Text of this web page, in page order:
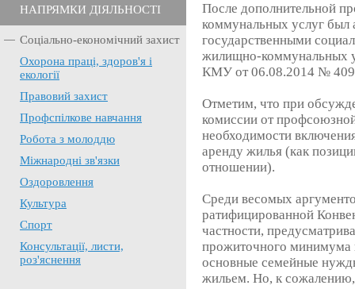
НАПРЯМКИ ДІЯЛЬНОСТІ
Соціально-економічний захист
Охорона праці, здоров'я і
екології
Правовий захист
Профспілкове навчання
Робота з молоддю
Міжнародні зв'язки
Оздоровлення
Культура
Спорт
Консультації, листи,
роз'яснення
После дополнительной
коммунальных услуг был
государственными
жилищно-коммунальных
КМУ от 06.08.2014 №
Отметим, что при
комиссии от
необходимости
аренду жилья (как
отношении).
Среди весомых
ратифицированной
частности,
прожиточного минимума
основные семейные
жильем. Но, к